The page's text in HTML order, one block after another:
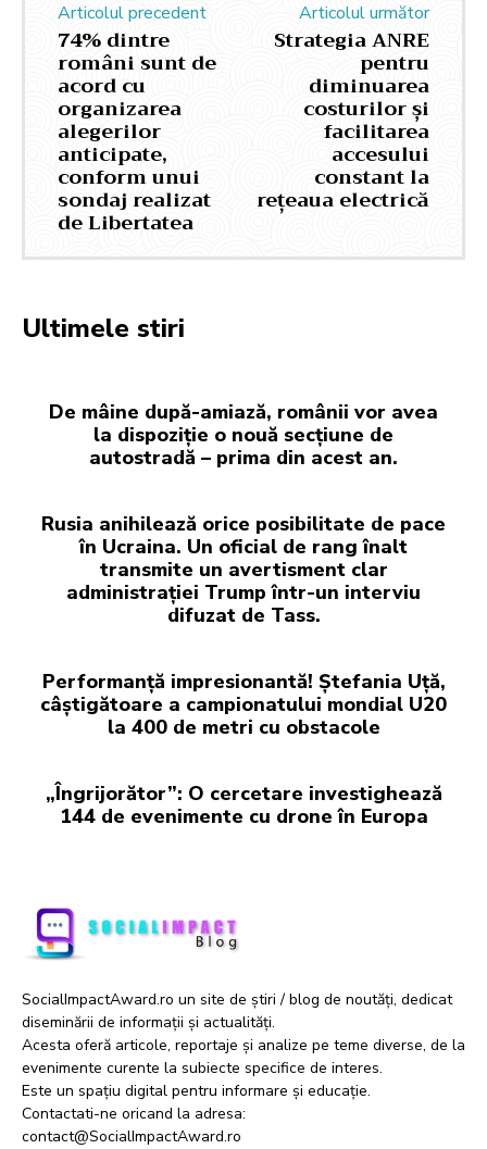
Articolul precedent
74% dintre
români sunt de
acord cu
organizarea
alegerilor
anticipate,
conform unui
sondaj realizat
de Libertatea
Articolul următor
Strategia ANRE
pentru
diminuarea
costurilor și
facilitarea
accesului
constant la
rețeaua electrică
Ultimele stiri
De mâine după-amiază, românii vor avea
la dispoziție o nouă secțiune de
autostradă – prima din acest an.
Rusia anihilează orice posibilitate de pace
în Ucraina. Un oficial de rang înalt
transmite un avertisment clar
administrației Trump într-un interviu
difuzat de Tass.
Performanță impresionantă! Ștefania Uță,
câștigătoare a campionatului mondial U20
la 400 de metri cu obstacole
„Îngrijorător”: O cercetare investighează
144 de evenimente cu drone în Europa
SocialImpactAward.ro un site de știri / blog de noutăți, dedicat
diseminării de informații și actualități.
Acesta oferă articole, reportaje și analize pe teme diverse, de la
evenimente curente la subiecte specifice de interes.
Este un spațiu digital pentru informare și educație.
Contactati-ne oricand la adresa:
contact@SocialImpactAward.ro